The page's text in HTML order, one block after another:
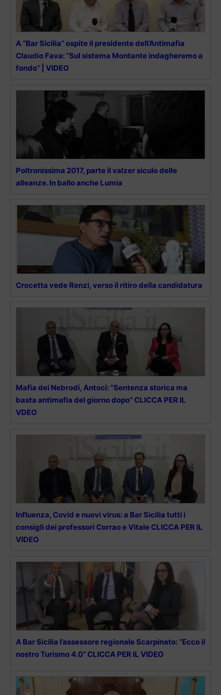
A “Bar Sicilia” ospite il presidente dell’Antimafia
Claudio Fava: “Sul sistema Montante indagheremo a
fondo” | VIDEO
Poltronissima 2017, parte il valzer siculo delle
alleanze. In ballo anche Lumia
Crocetta vede Renzi, verso il ritiro della candidatura
Mafia dei Nebrodi, Antoci: “Sentenza storica ma
basta antimafia del giorno dopo” CLICCA PER IL
VDEO
Influenza, Covid e nuovi virus: a Bar Sicilia tutti i
consigli dei professori Corrao e Vitale CLICCA PER IL
VIDEO
A Bar Sicilia l’assessore regionale Scarpinato: “Ecco il
nostro Turismo 4.0” CLICCA PER IL VIDEO